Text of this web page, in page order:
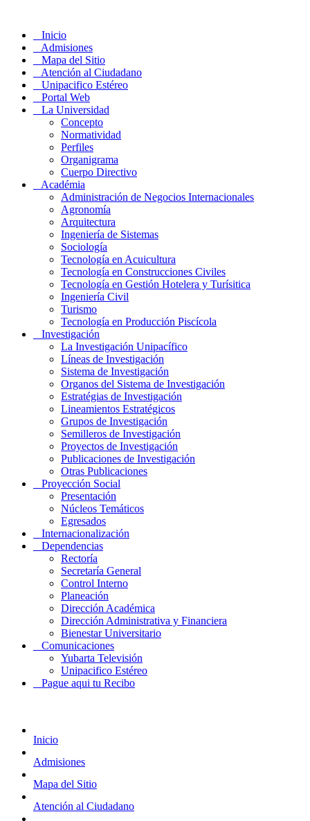
Inicio
Admisiones
Mapa del Sitio
Atención al Ciudadano
Unipacifico Estéreo
Portal Web
La Universidad
Concepto
Normatividad
Perfiles
Organigrama
Cuerpo Directivo
Académia
Administración de Negocios Internacionales
Agronomía
Arquitectura
Ingeniería de Sistemas
Sociología
Tecnología en Acuicultura
Tecnología en Construcciones Civiles
Tecnología en Gestión Hotelera y Turísitica
Ingeniería Civil
Turismo
Tecnología en Producción Piscícola
Investigación
La Investigación Unipacífico
Líneas de Investigación
Sistema de Investigación
Organos del Sistema de Investigación
Estratégias de Investigación
Lineamientos Estratégicos
Grupos de Investigación
Semilleros de Investigación
Proyectos de Investigación
Publicaciones de Investigación
Otras Publicaciones
Proyección Social
Presentación
Núcleos Temáticos
Egresados
Internacionalización
Dependencias
Rectoría
Secretaría General
Control Interno
Planeación
Dirección Académica
Dirección Administrativa y Financiera
Bienestar Universitario
Comunicaciones
Yubarta Televisión
Unipacifico Estéreo
Pague aqui tu Recibo
Inicio
Admisiones
Mapa del Sitio
Atención al Ciudadano